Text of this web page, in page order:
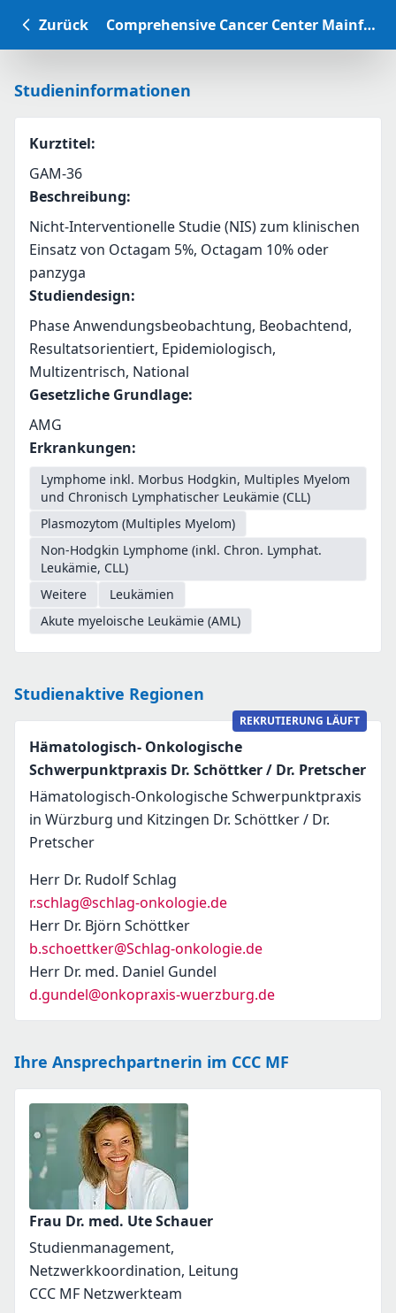
Zurück Comprehensive Cancer Center Mainfranken Studiendatenbank
Studieninformationen
Kurztitel:
GAM-36
Beschreibung:
Nicht-Interventionelle Studie (NIS) zum klinischen
Einsatz von Octagam 5%, Octagam 10% oder
panzyga
Studiendesign:
Phase Anwendungsbeobachtung, Beobachtend,
Resultatsorientiert, Epidemiologisch,
Multizentrisch, National
Gesetzliche Grundlage:
AMG
Erkrankungen:
Lymphome inkl. Morbus Hodgkin, Multiples Myelom
und Chronisch Lymphatischer Leukämie (CLL)
Plasmozytom (Multiples Myelom)
Non-Hodgkin Lymphome (inkl. Chron. Lymphat.
Leukämie, CLL)
Weitere
Leukämien
Akute myeloische Leukämie (AML)
Studienaktive Regionen
REKRUTIERUNG LÄUFT
Hämatologisch- Onkologische
Schwerpunktpraxis Dr. Schöttker / Dr. Pretscher
Hämatologisch-Onkologische Schwerpunktpraxis
in Würzburg und Kitzingen Dr. Schöttker / Dr.
Pretscher
Herr Dr. Rudolf Schlag
r.schlag@schlag-onkologie.de
Herr Dr. Björn Schöttker
b.schoettker@Schlag-onkologie.de
Herr Dr. med. Daniel Gundel
d.gundel@onkopraxis-wuerzburg.de
Ihre Ansprechpartnerin im CCC MF
Frau Dr. med. Ute Schauer
Studienmanagement,
Netzwerkkoordination, Leitung
CCC MF Netzwerkteam